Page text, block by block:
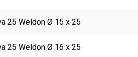
25 Weldon Ø 15 x 25
25 Weldon Ø 16 x 25